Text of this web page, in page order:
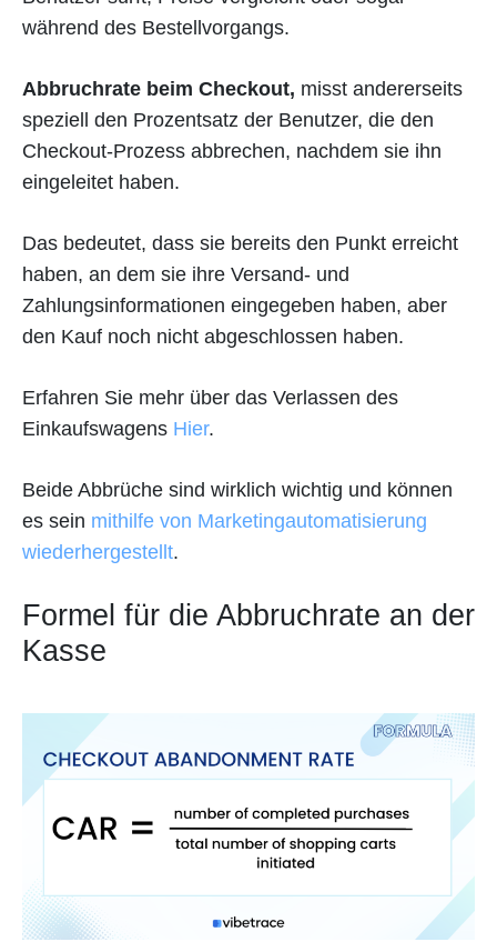
während des Bestellvorgangs.
Abbruchrate beim Checkout, misst andererseits
speziell den Prozentsatz der Benutzer, die den
Checkout-Prozess abbrechen, nachdem sie ihn
eingeleitet haben.
Das bedeutet, dass sie bereits den Punkt erreicht
haben, an dem sie ihre Versand- und
Zahlungsinformationen eingegeben haben, aber
den Kauf noch nicht abgeschlossen haben.
Erfahren Sie mehr über das Verlassen des
Einkaufswagens Hier.
Beide Abbrüche sind wirklich wichtig und können
es sein mithilfe von Marketingautomatisierung
wiederhergestellt.
Formel für die Abbruchrate an der
Kasse